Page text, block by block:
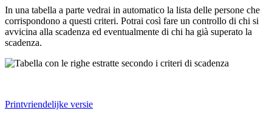
In una tabella a parte vedrai in automatico la lista delle persone che
corrispondono a questi criteri. Potrai così fare un controllo di chi si
avvicina alla scadenza ed eventualmente di chi ha già superato la
scadenza.
Printvriendelijke versie